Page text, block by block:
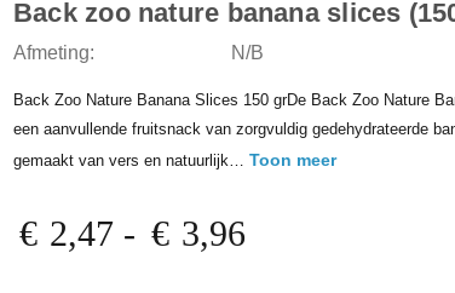
Back zoo nature banana slices
Afmeting: N/B
Back Zoo Nature Banana Slices 150 grDe Back Zoo Nature
een aanvullende fruitsnack van zorgvuldig gedehydrateerde
gemaakt van vers en natuurlijk… Toon meer
€ 2,47 - € 3,96